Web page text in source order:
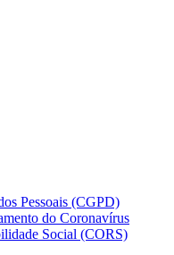
Pessoais (CGPD)
do Coronavírus
Social (CORS)